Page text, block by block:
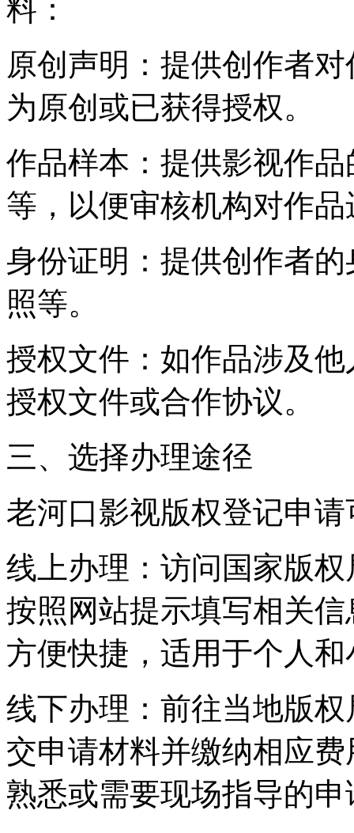
料：
原创声明：提供创作者
为原创或已获得授权。
作品样本：提供影视作
等，以便审核机构对作
身份证明：提供创作者
照等。
授权文件：如作品涉及
授权文件或合作协议。
三、选择办理途径
老河口影视版权登记申
线上办理：访问国家版
按照网站提示填写相关
方便快捷，适用于个人
线下办理：前往当地版
交申请材料并缴纳相应
熟悉或需要现场指导的申